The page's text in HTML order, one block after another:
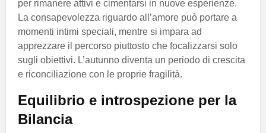
per rimanere attivi e cimentarsi in nuove esperienze.
La consapevolezza riguardo all’amore può portare a
momenti intimi speciali, mentre si impara ad
apprezzare il percorso piuttosto che focalizzarsi solo
sugli obiettivi. L’autunno diventa un periodo di crescita
e riconciliazione con le proprie fragilità.
Equilibrio e introspezione per la
Bilancia